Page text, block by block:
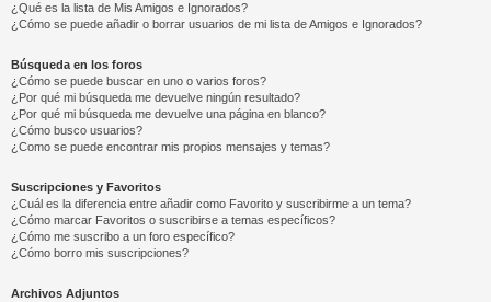
¿Qué es la lista de Mis Amigos e Ignorados?
¿Cómo se puede añadir o borrar usuarios de mi lista de Amigos e Ignorados?
Búsqueda en los foros
¿Cómo se puede buscar en uno o varios foros?
¿Por qué mi búsqueda me devuelve ningún resultado?
¿Por qué mi búsqueda me devuelve una página en blanco?
¿Cómo busco usuarios?
¿Como se puede encontrar mis propios mensajes y temas?
Suscripciones y Favoritos
¿Cuál es la diferencia entre añadir como Favorito y suscribirme a un tema?
¿Cómo marcar Favoritos o suscribirse a temas específicos?
¿Cómo me suscribo a un foro específico?
¿Cómo borro mis suscripciones?
Archivos Adjuntos